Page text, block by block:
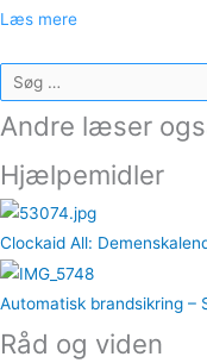
Læs mere
Søg
efter:
Andre læser
Hjælpemidler
Clockaid All:
Automatisk brandsikring –
Råd og viden